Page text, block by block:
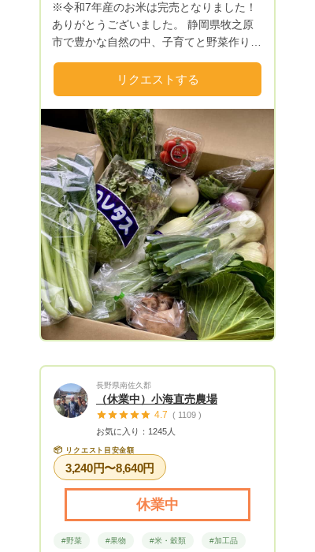
※令和7年産のお米は完売となりました！
ありがとうございました。 静岡県牧之原
市で豊かな自然の中、子育てと野菜作りを
里帰りをし、祖母の家庭菜園を手伝った事
でした。 久しぶりに食べた祖母の野菜が
衝撃を受けるほど美味しかった‼ そして、
「こんな野菜を自分で作り、子供に食べさ
せたい」と強く思いました。 今まで、農
業に無関心で、土も触った事のない私でし
たが、祖母の教えを仰ぎながら始めた10年
前。 一緒に野菜作りをして、気づいたの
です。。。 祖母の野菜作りには、『もっ
たいない』精神から生まれた美味しさの秘
密がありました‼ 代々、荒茶工場を、営ん
でいる事から、工場から出たお茶のかす
（衛生的に商品にならなかったお茶や清掃
時に出た茎や茶かす）を破棄するのではな
く、菜園に撒いていたのです。 その行動
が、土の良い栄養となり、微生物やミミズ
こだわりとして、生かしつつ、更に美味し
いを追及して、日々祖母と野菜作りに邁進
す！ 私が大切な家族に食べさせたいと思
ったように、皆さんも安心安全でおいしい
物を大切な方に食べさせたいと思うはず。
特に、「体は口から入るもので作られま
「ハグする大切な人の為に」 との意味を
リクエストする
Next
長野県南佐久郡
（休業中）小海直売農場
4.7 ( 1109 )
お気に入り：1245人
📦 リクエスト目安金額
3,240円〜8,640円
休業中
#野菜 #果物 #米・穀類 #加工品